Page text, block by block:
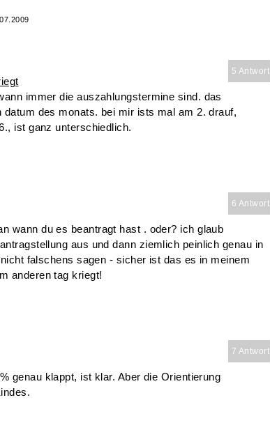
5 Antwort
immer die auszahlungstermine sind. das
des monats. bei mir ists mal am 2. drauf,
ist ganz unterschiedlich.
6 Antwort
wann du es beantragt hast . oder? ich glaub
aus und dann ziemlich peinlich genau in
falschens sagen - sicher ist das es in meinem
anderen tag kriegt!
7 Antwort
genau klappt, ist klar. Aber die Orientierung